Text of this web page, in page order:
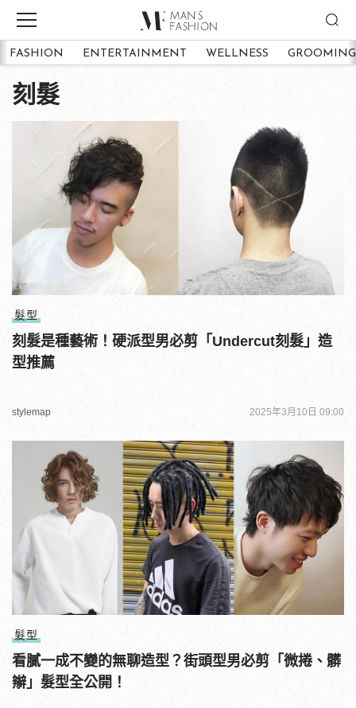
FASHION ENTERTAINMENT WELLNESS GROOMING
刻髮
髮型
刻髮是種藝術！硬派型男必剪「Undercut刻髮」造
型推薦
stylemap 2025年3月10日 09:00
髮型
看膩一成不變的無聊造型？街頭型男必剪「微捲、髒
辮」髮型全公開！